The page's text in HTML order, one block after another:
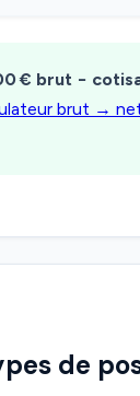
€ brut −
brut →
de